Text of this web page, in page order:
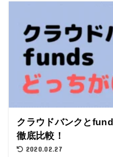
クラウドバンクと
徹底比較！
2020.02.27